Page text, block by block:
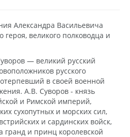
Александра Васильевича
героя, великого полководца и
— великий русский
русского
в своей военной
А.В. Суворов - князь
и Римской империй,
сухопутных и морских сил,
и сардинских войск,
гранд и принц королевской